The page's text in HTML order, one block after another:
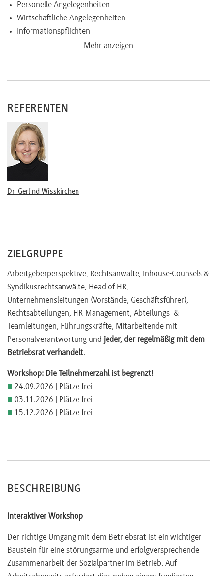
Personelle Angelegenheiten
Wirtschaftliche Angelegenheiten
Informationspflichten
Arbeitsschutz / Arbeitssicherheit
Strategie und Taktik
Kommunikation mit dem Betriebsrat
Vertrauensvolle Zusammenarbeit
Wesentliche Elemente der Zusammenarbeit
Verhandlungsphasen
Typische Konfliktherde
Mehr anzeigen
REFERENTEN
Dr. Gerlind Wisskirchen
ZIELGRUPPE
Arbeitgeberperspektive, Rechtsanwälte, Inhouse-Counsels &
Syndikusrechtsanwälte, Head of HR,
Unternehmensleitungen (Vorstände, Geschäftsführer),
Rechtsabteilungen, HR-Management, Abteilungs- &
Teamleitungen, Führungskräfte, Mitarbeitende mit
Personalverantwortung und jeder, der regelmäßig mit dem
Betriebsrat verhandelt.
Workshop: Die Teilnehmerzahl ist begrenzt!
■ 24.09.2026 | Plätze frei
■ 03.11.2026 | Plätze frei
■ 15.12.2026 | Plätze frei
BESCHREIBUNG
Interaktiver Workshop
Der richtige Umgang mit dem Betriebsrat ist ein wichtiger
Baustein für eine störungsarme und erfolgversprechende
Zusammenarbeit der Sozialpartner im Betrieb. Auf